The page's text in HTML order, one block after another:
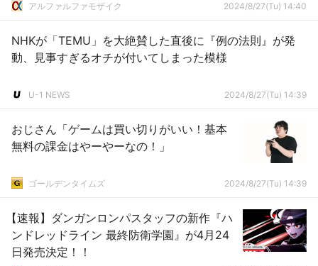
アルファルファモザイク 2024/8/27(Tu) 14:40
NHKが「TEMU」を大絶賛した直後に『例の法則』が発
動、見事すぎるオチが付いてしまった模様
U-1 NEWS 2024/8/27(Tu) 14:39
おじさん「ゲームは買い切りがいい！基本
無料の課金はやーやーなの！」
ゴールデンタイムズ 2024/8/27(Tu) 14:39
【速報】ダンガンロンパスタッフの新作『ハ
ンドレッドライン 最終防衛学園』が4月24
日発売決定！！